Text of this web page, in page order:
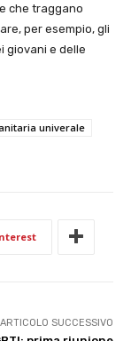
che traggano
per esempio, gli
giovani e delle
univerale
ARTICOLO SUCCESSIVO